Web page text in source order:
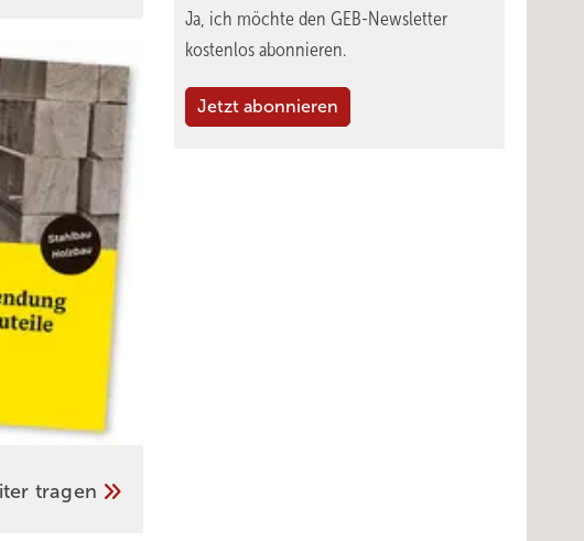
­tragen
Ja, ich möchte den GEB-Newsletter
kostenlos abonnieren.
Jetzt abonnieren